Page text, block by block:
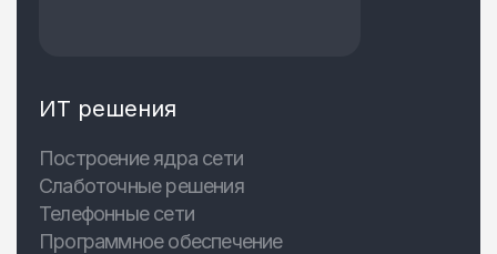
ИТ решения
Построение ядра сети
Слаботочные решения
Телефонные сети
Программное обеспечение